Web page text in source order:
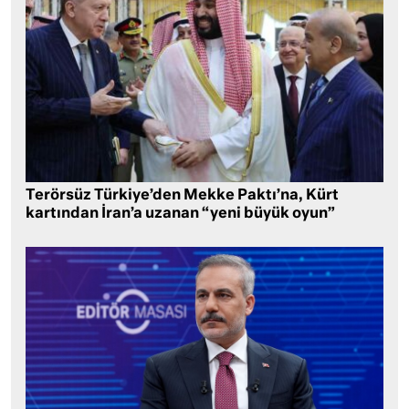
Terörsüz Türkiye’den Mekke Paktı’na, Kürt
kartından İran’a uzanan “yeni büyük oyun”